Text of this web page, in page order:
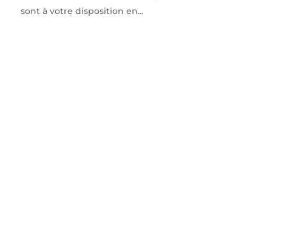
sont à votre disposition en...